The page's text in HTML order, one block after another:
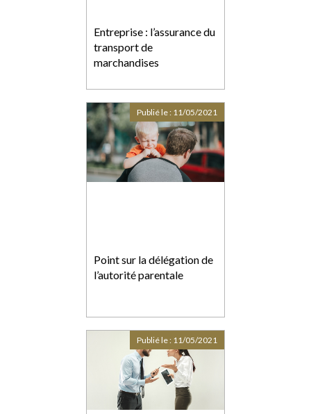
Entreprise : l’assurance du
transport de
marchandises
Point sur la délégation de
l’autorité parentale
Publié le : 11/05/2021
Publié le : 11/05/2021